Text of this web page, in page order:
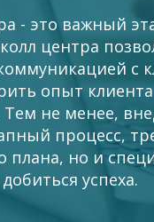
- это важный
центра
с
опыт
не менее,
процесс,
плана, но и
успеха.